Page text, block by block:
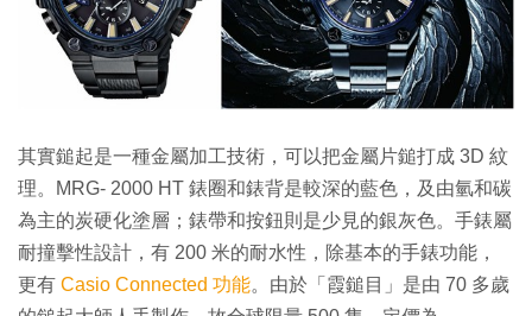
其實鎚起是一種金屬加工技術，可以把金屬片鎚打成 3D 紋
理。MRG- 2000 HT 錶圈和錶背是較深的藍色，及由氫和碳
為主的炭硬化塗層；錶帶和按鈕則是少見的銀灰色。手錶屬
耐撞擊性設計，有 200 米的耐水性，除基本的手錶功能，
更有 Casio Connected 功能。由於「霞鎚目」是由 70 多歲